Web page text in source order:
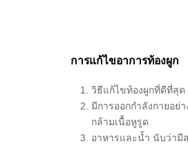
การแก้ไขอาการท้องผูก
วิธีแก้ไขท้องผูกที่ดีที่สุด
มีการออกกำลังกายอย่
กล้ามเนื้อหูรูด
อาหารและน้ำ นับว่ามี